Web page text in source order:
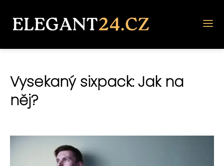
Vysekaný sixpack: Jak na
něj?